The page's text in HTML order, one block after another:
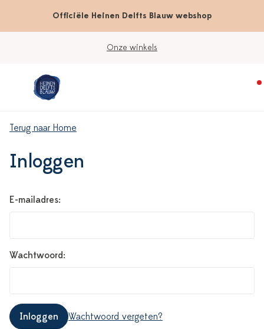
Officiële Heinen Delfts Blauw webshop
Onze winkels
Terug naar Home
Inloggen
E-mailadres:
Wachtwoord:
Inloggen Wachtwoord vergeten?